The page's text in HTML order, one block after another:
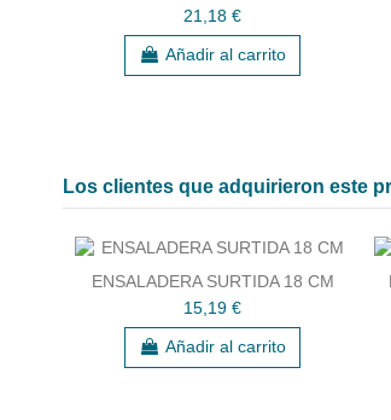
21,18 €
Añadir al carrito
Los clientes que adquirieron este
ENSALADERA SURTIDA 18 CM
15,19 €
Añadir al carrito